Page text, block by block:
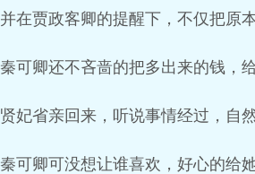
并在贾政客卿的提醒下，不仅把原
秦可卿还不吝啬的把多出来的钱，
贤妃省亲回来，听说事情经过，自
秦可卿可没想让谁喜欢，好心的给